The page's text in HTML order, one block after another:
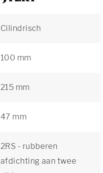
Cilindrisch
100 mm
215 mm
47 mm
2RS - rubberen
afdichting aan twee